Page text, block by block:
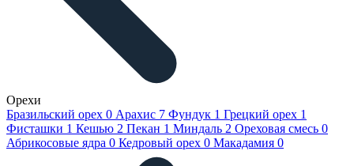
Орехи
Бразильский орех 0 Арахис 7 Фундук 1 Грецкий орех 1
Фисташки 1 Кешью 2 Пекан 1 Миндаль 2 Ореховая смесь 0
Абрикосовые ядра 0 Кедровый орех 0 Макадамия 0